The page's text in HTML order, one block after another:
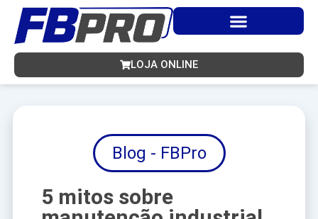
para
conteúdo
LOJA ONLINE
Blog - FBPro
5 mitos sobre